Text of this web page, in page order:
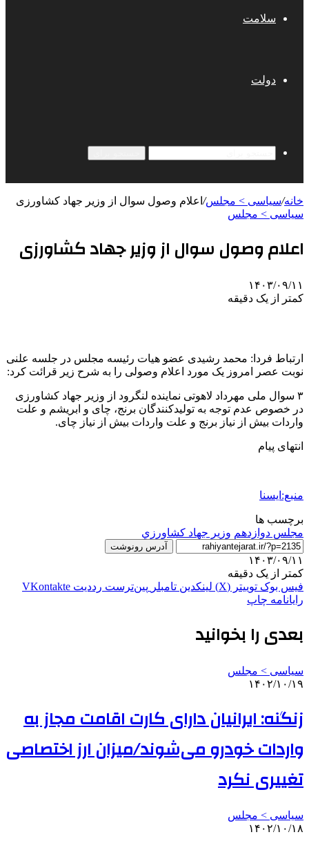
سلامت
دولت
خانه/سیاسی > مجلس/ اعلام وصول سوال از وزیر جهاد کشاورزی
سیاسی > مجلس
اعلام وصول سوال از وزیر جهاد کشاورزی
۱۴۰۳/۰۹/۱۱
کمتر از یک دقیقه
ارتباط فردا: محمد رشیدی عضو هیات رئیسه مجلس در جلسه علنی
نوبت عصر امروز یک مورد اعلام وصولی را به شرح زیر قرائت کرد:
۳ سوال ملی مهرداد لاهوتی نماینده لنگرود از وزیر جهاد کشاورزی
در خصوص عدم توجه به تولیدکنندگان برنج، چای و ابریشم و علت
واردات بیش از نیاز برنج و علت واردات بیش از نیاز چای.
انتهای پیام
منبع:ایسنا
برچسب ها
مجلس دوازدهم وزير جهاد کشاورزي
آدرس رونوشت
۱۴۰۳/۰۹/۱۱
کمتر از یک دقیقه
فیس بوک توییتر (X) لینکدین ‫تامبلر ‫پین‌ترست ‫رددیت ‫VKontakte
رایانامه چاپ
بعدی را بخوانید
سیاسی > مجلس
۱۴۰۲/۱۰/۱۹
زنگنه: ایرانیان دارای کارت اقامت مجاز به
واردات خودرو می‌شوند/میزان ارز اختصاصی
تغییری نکرد
سیاسی > مجلس
۱۴۰۲/۱۰/۱۸